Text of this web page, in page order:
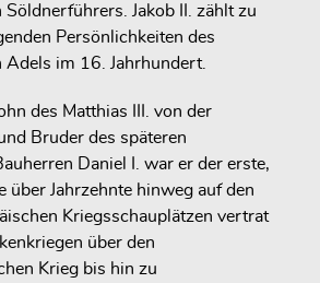
Söldnerführers. Jakob II. zählt zu
Persönlichkeiten des
Adels im 16. Jahrhundert.
des Matthias III. von der
Bruder des späteren
Daniel I. war er der erste,
über Jahrzehnte hinweg auf den
Kriegsschauplätzen vertrat
über den
Krieg bis hin zu